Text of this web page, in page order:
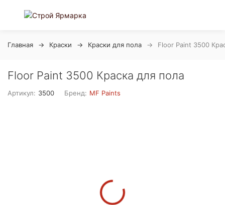
Главная Краски Краски для пола Floor Paint 3500
Floor Paint 3500 Краска для пола
Артикул: 3500 Бренд: MF Paints